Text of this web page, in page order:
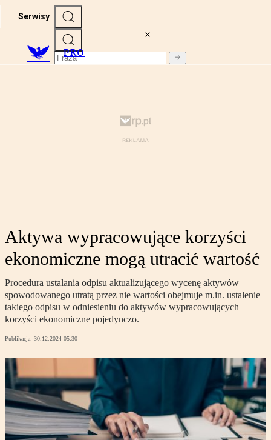
Serwisy
PRO
Aktywa wypracowujące korzyści
ekonomiczne mogą utracić wartość
Procedura ustalania odpisu aktualizującego wycenę aktywów
spowodowanego utratą przez nie wartości obejmuje m.in. ustalenie
takiego odpisu w odniesieniu do aktywów wypracowujących
korzyści ekonomiczne pojedynczo.
Publikacja: 30.12.2024 05:30